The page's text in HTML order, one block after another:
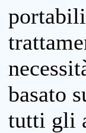
basato
tutti gli